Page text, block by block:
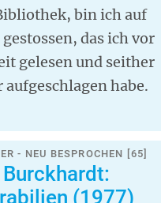
bin ich auf
das ich vor
gelesen und seither
habe.
- NEU BESPROCHEN [65]
(1977)